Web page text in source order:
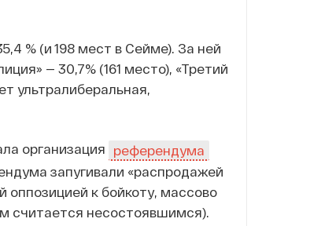
% (и 198 мест в Сейме). За ней
— 30,7% (161 место), «Третий
ультралиберальная,
организация референдума
запугивали «распродажей
оппозицией к бойкоту, массово
считается несостоявшимся).